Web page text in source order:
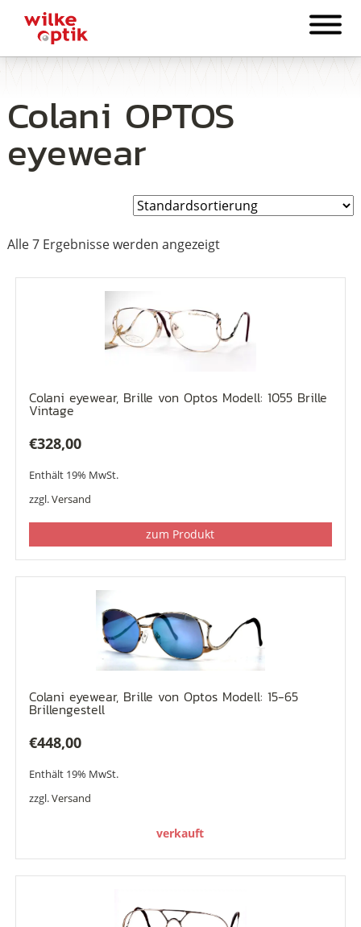
Colani OPTOS
eyewear
Alle 7 Ergebnisse werden angezeigt
Colani eyewear, Brille von Optos Modell: 1055 Brille
Vintage
€328,00
Enthält 19% MwSt.
zzgl.Versand
zum Produkt
Colani eyewear, Brille von Optos Modell: 15-65
Brillengestell
€448,00
Enthält 19% MwSt.
zzgl.Versand
verkauft